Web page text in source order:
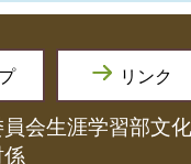
リンク
会生涯学習部文